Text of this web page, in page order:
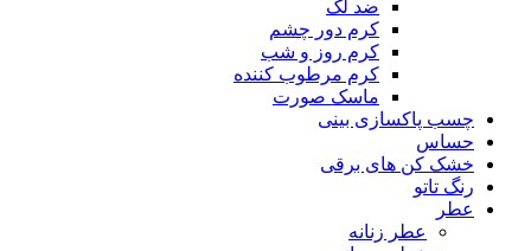
ضد لک
کرم دور چشم
کرم روز و شب
کرم مرطوب کننده
ماسک صورت
چسب پاکسازی بینی
حساس
خشک کن های برقی
رنگ تاتو
عطر
عطر زنانه